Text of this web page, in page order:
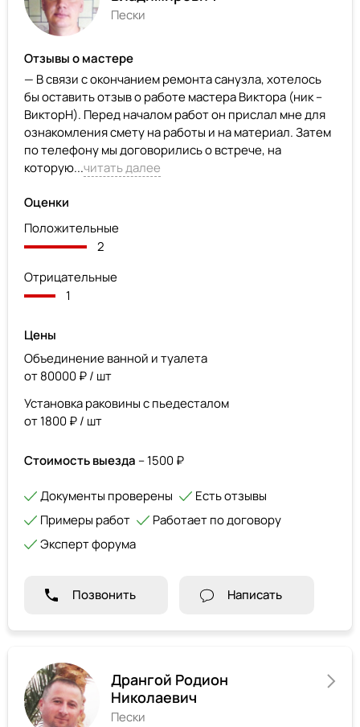
Пески
Отзывы о мастере
— В связи с окончанием ремонта санузла, хотелось
бы оставить отзыв о работе мастера Виктора (ник –
ВикторН). Перед началом работ он прислал мне для
ознакомления смету на работы и на материал. Затем
по телефону мы договорились о встрече, на
которую...читать далее
Оценки
Положительные
2
Отрицательные
1
Цены
Объединение ванной и туалета
от 80000 ₽ / шт
Установка раковины с пьедесталом
от 1800 ₽ / шт
Стоимость выезда – 1500 ₽
Документы проверены
Есть отзывы
Примеры работ
Работает по договору
Эксперт форума
Позвонить Написать
Дрангой Родион
Николаевич
Пески